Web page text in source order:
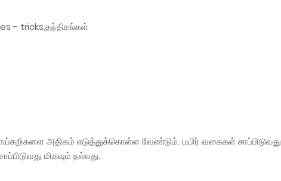
- tricks,தந்திரங்கள்
அதிகம் எடுத்துக்கொள்ள வேண்டும். பயிர் வகைகள் சாப்பிடுவது
மிகவும் நல்லது.